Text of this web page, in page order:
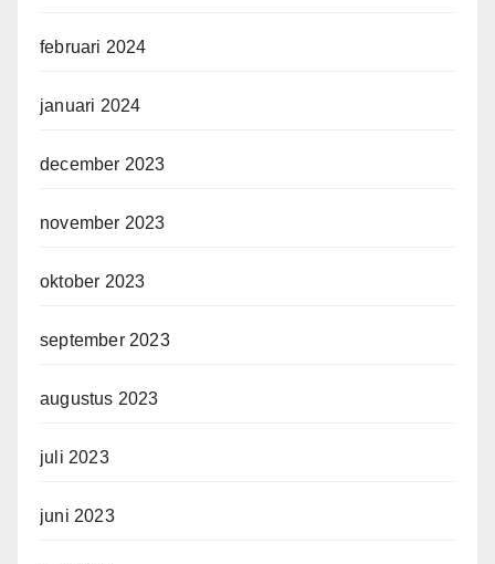
februari 2024
januari 2024
december 2023
november 2023
oktober 2023
september 2023
augustus 2023
juli 2023
juni 2023